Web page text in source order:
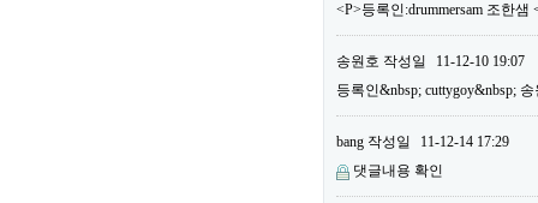
<P>등록인:drummersam 조한
송원호 작성일
11-12-10 19:07
등록인&nbsp; cuttygoy&nbsp;
bang 작성일
11-12-14 17:29
댓글내용 확인